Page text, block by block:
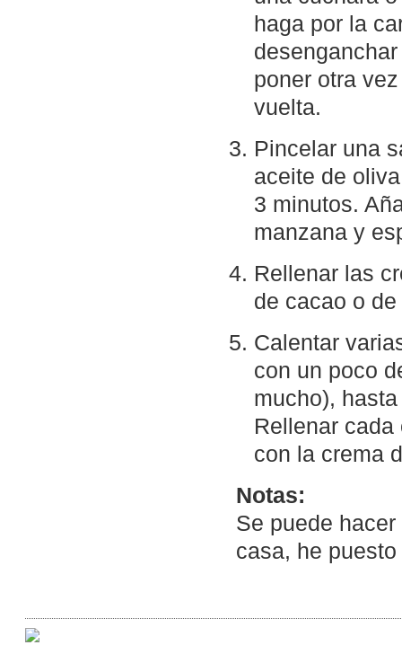
haga por la
poner otra
vuelta.
Pincelar una
aceite de
3 minutos.
manzana y
Rellenar las
de cacao o
Calentar
con un poco
mucho),
Rellenar
con la crema
Notas:
Se puede
casa, he